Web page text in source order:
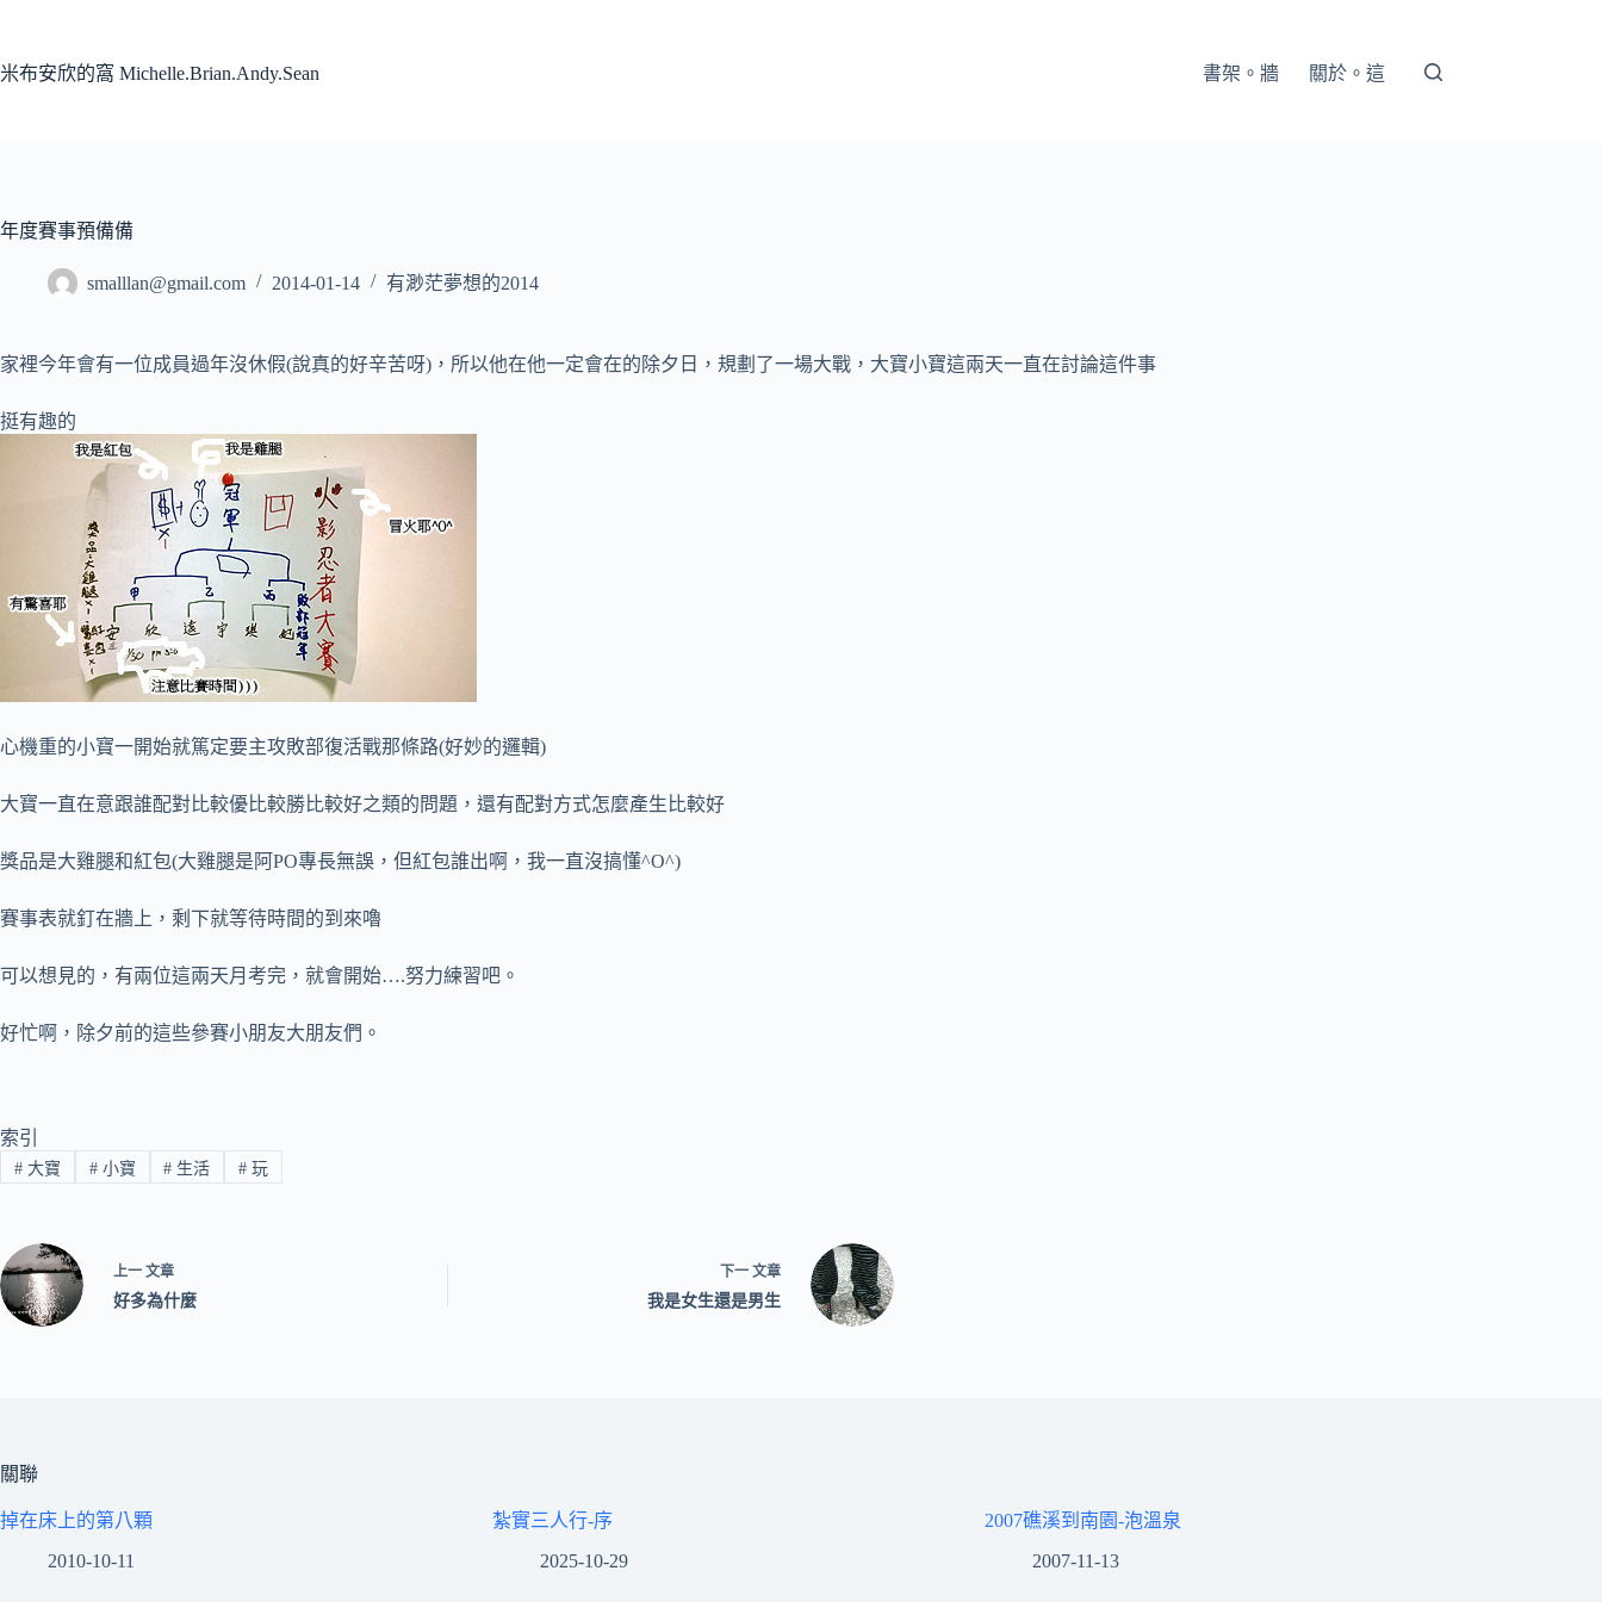
主
米布安欣的窩 Michelle.Brian.Andy.Sean 書架。牆 關於。這
年度賽事預備備
smalllan@gmail.com 2014-01-14 有渺茫夢想的2014
家裡今年會有一位成員過年沒休假(說真的好辛苦呀)，所以他在他一定會在的除夕日，規劃了一場大戰，大寶小寶這兩天一直在討論這件事
挺有趣的
心機重的小寶一開始就篤定要主攻敗部復活戰那條路(好妙的邏輯)
大寶一直在意跟誰配對比較優比較勝比較好之類的問題，還有配對方式怎麼產生比較好
獎品是大雞腿和紅包(大雞腿是阿PO專長無誤，但紅包誰出啊，我一直沒搞懂^O^)
賽事表就釘在牆上，剩下就等待時間的到來嚕
可以想見的，有兩位這兩天月考完，就會開始….努力練習吧。
好忙啊，除夕前的這些參賽小朋友大朋友們。
索引
#大寶 #小寶 # 生活 # 玩
上一 文章
好多為什麼
下一 文章
我是女生還是男生
關聯
掉在床上的第八顆
2010-10-11
紮實三人行-序
2025-10-29
2007礁溪到南園-泡溫泉
2007-11-13